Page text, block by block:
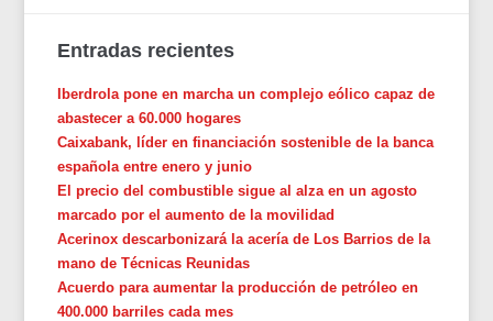
Entradas recientes
Iberdrola pone en marcha un complejo eólico capaz de
abastecer a 60.000 hogares
Caixabank, líder en financiación sostenible de la banca
española entre enero y junio
El precio del combustible sigue al alza en un agosto
marcado por el aumento de la movilidad
Acerinox descarbonizará la acería de Los Barrios de la
mano de Técnicas Reunidas
Acuerdo para aumentar la producción de petróleo en
400.000 barriles cada mes